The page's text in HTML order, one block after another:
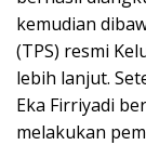
kemudian
(TPS) resmi
lebih lanjut.
Eka Firriyadi
melakukan